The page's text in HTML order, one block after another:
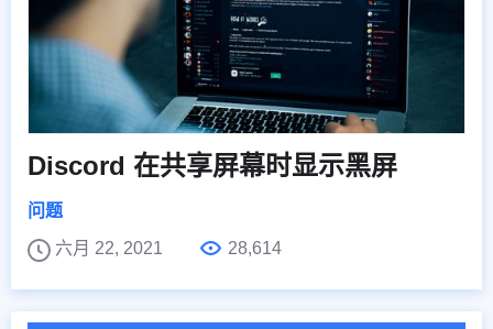
Discord 在共享屏幕时显示黑屏
问题
六月 22, 2021
28,614